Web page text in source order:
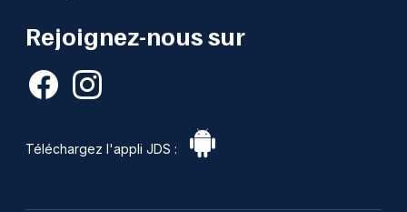
Rejoignez-nous sur
Téléchargez l'appli JDS :